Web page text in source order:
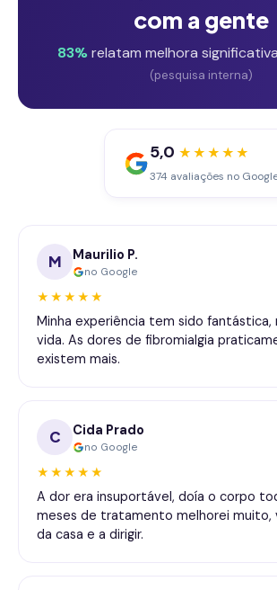
com a gente
83%relatam melhora significativa
(pesquisa interna)
5,0 ★★★★★
374 avaliações no
M Maurilio P.
no Google
★★★★★
Minha experiência tem sido fantástica,
vida. As dores de fibromialgia
existem mais.
C Cida Prado
no Google
★★★★★
A dor era insuportável, doía o corpo
meses de tratamento melhorei muito,
da casa e a dirigir.